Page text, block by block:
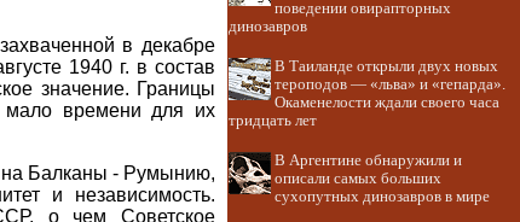
в декабре
1940 г. в состав
значение. Границы
мало времени для их
на Балканы - Румынию,
и независимость.
о чем Советское
поведении овирапторных
динозавров
В Таиланде открыли двух новых
тероподов — «льва» и «гепарда».
Окаменелости ждали своего часа
тридцать лет
В Аргентине обнаружили и
описали самых больших
сухопутных динозавров в мире